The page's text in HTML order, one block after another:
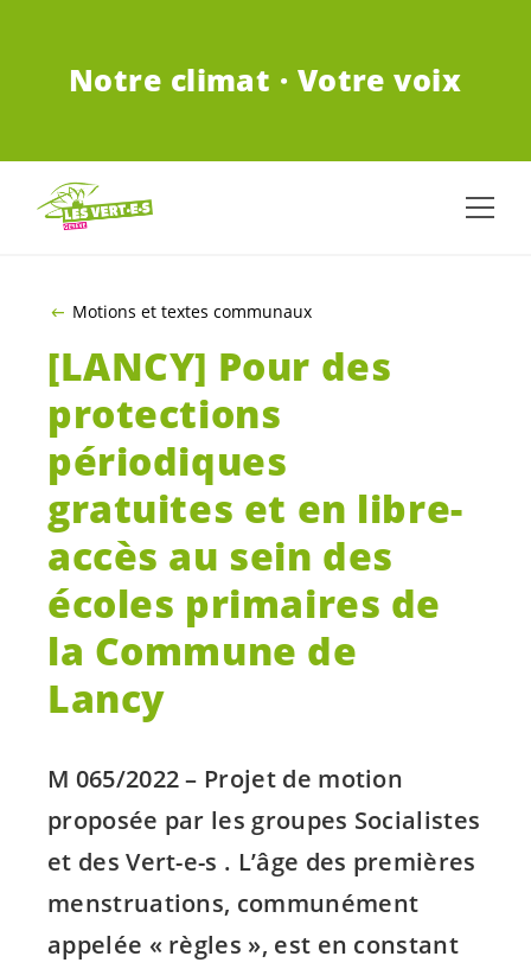
Notre climat · Votre voix
Motions et textes communaux
[LANCY] Pour des
protections
périodiques
gratuites et en libre-
accès au sein des
écoles primaires de
la Commune de
Lancy
M 065/2022 – Projet de motion
proposée par les groupes Socialistes
et desVert-e-s . L’âge des premières
menstruations, communément
appelée « règles », est en constant